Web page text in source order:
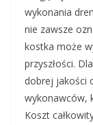
wykonania
nie zawsze
kostka może
przyszłości.
dobrej jakości
wykonawców,
Koszt